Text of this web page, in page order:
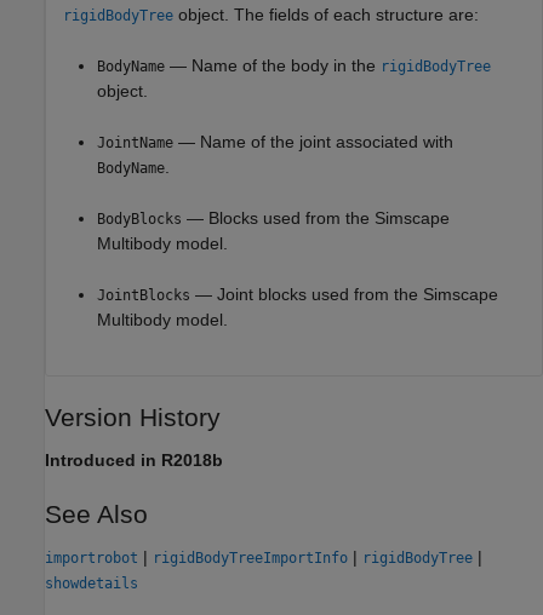
rigidBodyTree object. The fields of each structure are:
BodyName — Name of the body in the rigidBodyTree
object.
JointName — Name of the joint associated with
BodyName
BodyBlocks — Blocks used from the Simscape
Multibody model.
JointBlocks — Joint blocks used from the Simscape
Multibody model.
Version History
Introduced in R2018b
See Also
importrobot | rigidBodyTreeImportInfo | rigidBodyTree |
showdetails